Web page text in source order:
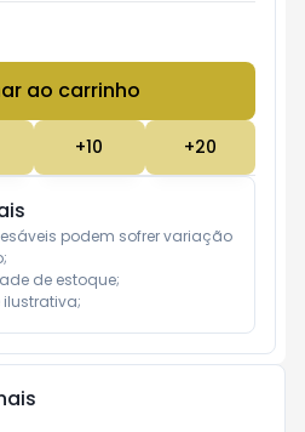
ao carrinho
+10 +20
podem sofrer variação
de estoque;